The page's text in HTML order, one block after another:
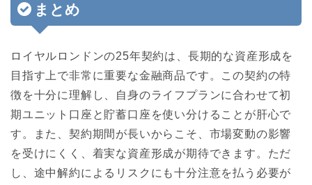
まとめ
ロイヤルロンドンの25年契約は、長期的な資産形成を
目指す上で非常に重要な金融商品です。この契約の特
徴を十分に理解し、自身のライフプランに合わせて初
期ユニット口座と貯蓄口座を使い分けることが肝心で
す。また、契約期間が長いからこそ、市場変動の影響
を受けにくく、着実な資産形成が期待できます。ただ
し、途中解約によるリスクにも十分注意を払う必要が